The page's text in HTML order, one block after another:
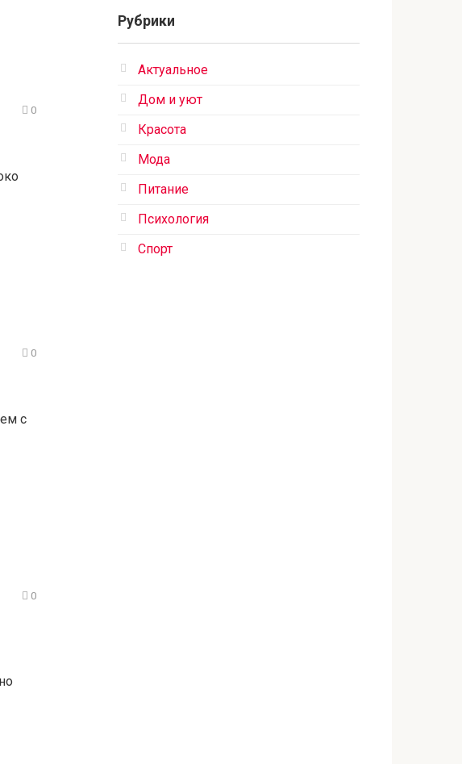
0
0
с
0
Рубрики
Актуальное
Дом и уют
Красота
Мода
Питание
Психология
Спорт